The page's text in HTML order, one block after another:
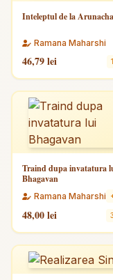
Inteleptul de la
Ramana Maharshi
46,79 lei
Traind dupa invatatura
Bhagavan
Ramana Maharshi
48,00 lei